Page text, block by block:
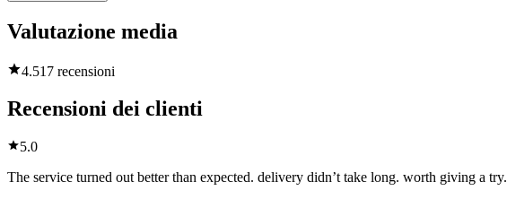
Valutazione media
4.517 recensioni
Recensioni dei clienti
5.0
The service turned out better than expected. delivery didn’t take long. worth giving a try.